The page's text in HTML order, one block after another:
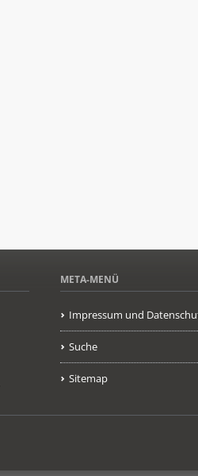
META-MENÜ
Impressum und
Suche
Sitemap